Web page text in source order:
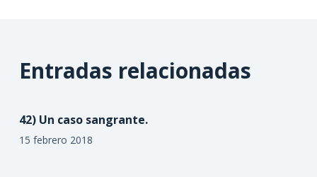
Entradas relacionadas
42) Un caso sangrante.
15 febrero 2018